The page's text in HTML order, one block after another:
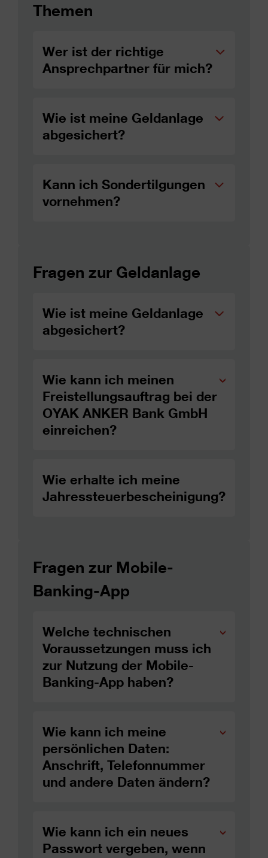
Themen
Wer ist der richtige
Ansprechpartner für mich?
Wie ist meine Geldanlage
abgesichert?
Kann ich Sondertilgungen
vornehmen?
Fragen zur Geldanlage
Wie ist meine Geldanlage
abgesichert?
Wie kann ich meinen
Freistellungsauftrag bei der
OYAK ANKER Bank GmbH
einreichen?
Wie erhalte ich meine
Jahressteuerbescheinigung?
Fragen zur Mobile-
Banking-App
Welche technischen
Voraussetzungen muss ich
zur Nutzung der Mobile-
Banking-App haben?
Wie kann ich meine
persönlichen Daten:
Anschrift, Telefonnummer
und andere Daten ändern?
Wie kann ich ein neues
Passwort vergeben, wenn